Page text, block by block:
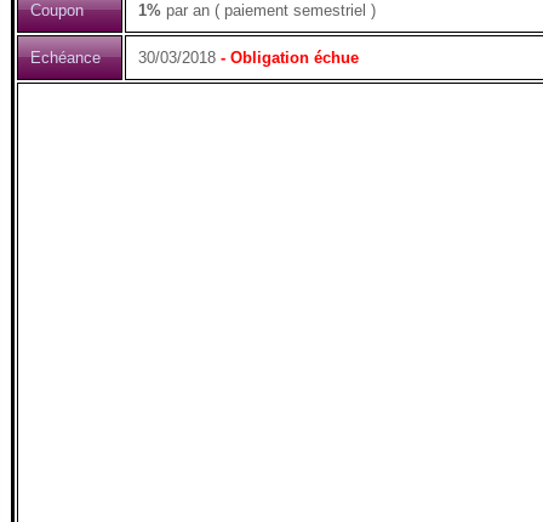
Coupon 1% par an ( paiement semestriel )
Echéance 30/03/2018 - Obligation échue